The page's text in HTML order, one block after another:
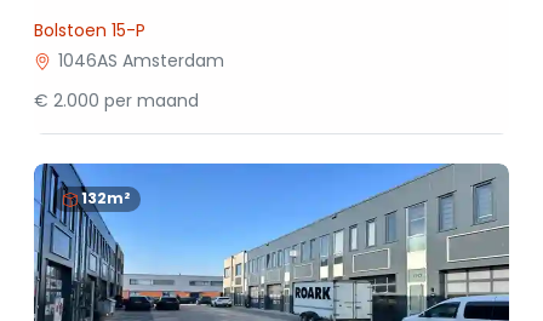
Bolstoen 15-P
1046AS Amsterdam
€ 2.000 per maand
132m²